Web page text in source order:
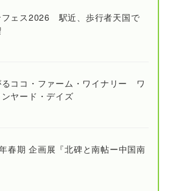
フェス2026 駅近、歩行者天国で
ココ・ファーム・ワイナリー ワ
ヤード・デイズ
春期 企画展『北碑と南帖ー中国南